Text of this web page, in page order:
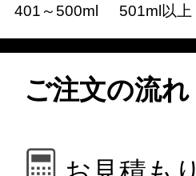
401～500ml
501ml以上
ご注文の流れ